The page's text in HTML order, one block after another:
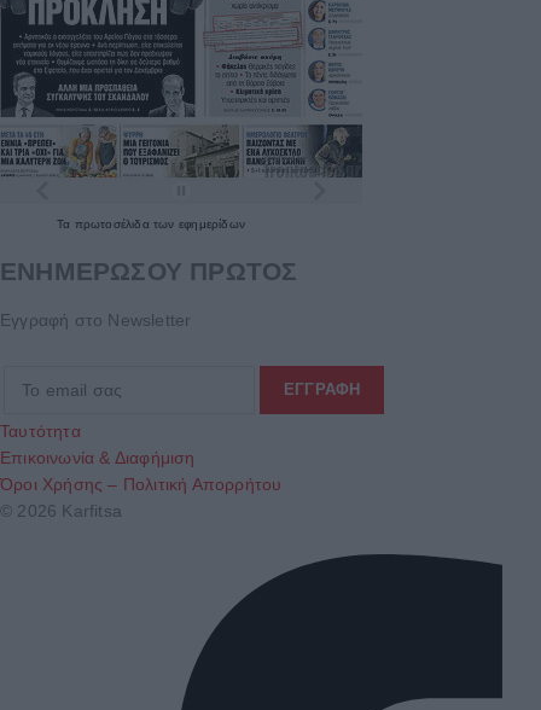
Τα πρωτοσέλιδατων εφημερίδων
ΕΝΗΜΕΡΩΣΟΥ ΠΡΩΤΟΣ
Εγγραφή στο Newsletter
Ταυτότητα
Επικοινωνία & Διαφήμιση
Όροι Χρήσης – Πολιτική Απορρήτου
© 2026 Karfitsa